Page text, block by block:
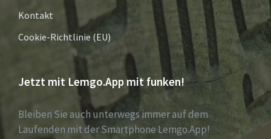
Kontakt
Cookie-Richtlinie (EU)
Jetzt mit Lemgo.App mit funken!
Bleiben Sie auch unterwegs immer auf dem
Laufenden mit der Smartphone Lemgo.App!